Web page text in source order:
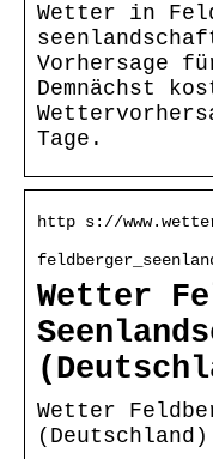
Wetter in
Vorhersage
Demnächst
Tage.
http s://
Wetter
Wetter